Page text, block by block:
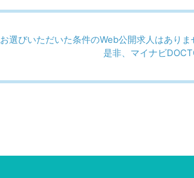
お選びいただいた条件のWeb公開求人はあり
是非、マイナビ